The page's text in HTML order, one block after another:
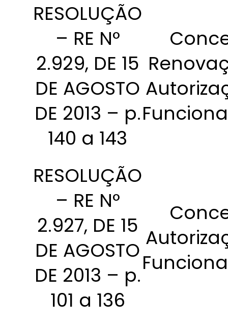
RESOLUÇÃO
– RE N°
2.929, DE 15
DE AGOSTO
DE 2013 – p.
140 a 143
RESOLUÇÃO
– RE N°
2.927, DE 15
DE AGOSTO
DE 2013 – p.
101 a 136